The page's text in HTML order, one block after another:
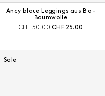
Andy blaue Leggings aus Bio-
Baumwolle
Preis vor Rabatt:
CHF 50.00 Aktueller Preis:
CHF 25.00
Sale